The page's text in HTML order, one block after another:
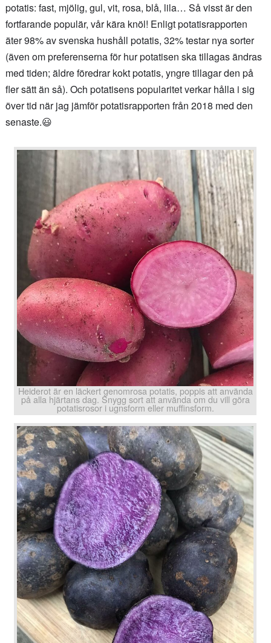
potatis: fast, mjölig, gul, vit, rosa, blå, lila… Så visst är den
fortfarande populär, vår kära knöl! Enligt potatisrapporten
äter 98% av svenska hushåll potatis, 32% testar nya sorter
(även om preferenserna för hur potatisen ska tillagas ändras
med tiden; äldre föredrar kokt potatis, yngre tillagar den på
fler sätt än så). Och potatisens popularitet verkar hålla i sig
över tid när jag jämför potatisrapporten från 2018 med den
senaste.😃
Heiderot är en läckert genomrosa potatis, poppis att använda
på alla hjärtans dag. Snygg sort att använda om du vill göra
potatisrosor i ugnsform eller muffinsform.